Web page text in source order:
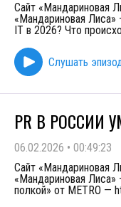
Сайт «Мандариновая
«Мандариновая
IT в 2026? Что
Слушать
PR В РОССИИ
06.02.2026 • 00:49:23
Сайт «Мандариновая
«Мандариновая
полкой» от METRO —